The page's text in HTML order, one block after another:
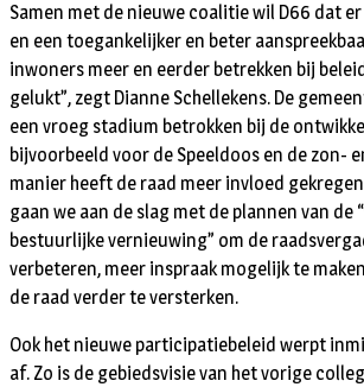
Samen met de nieuwe coalitie wil D66 dat
en een toegankelijker en beter
inwoners meer en eerder betrekken bij
gelukt”, zegt Dianne Schellekens. De
een vroeg stadium betrokken bij de
bijvoorbeeld voor de Speeldoos en de zon-
manier heeft de raad meer invloed
gaan we aan de slag met de plannen van de
bestuurlijke vernieuwing” om de
verbeteren, meer inspraak mogelijk te
de raad verder te versterken.
Ook het nieuwe participatiebeleid werpt
af. Zo is de gebiedsvisie van het vorige